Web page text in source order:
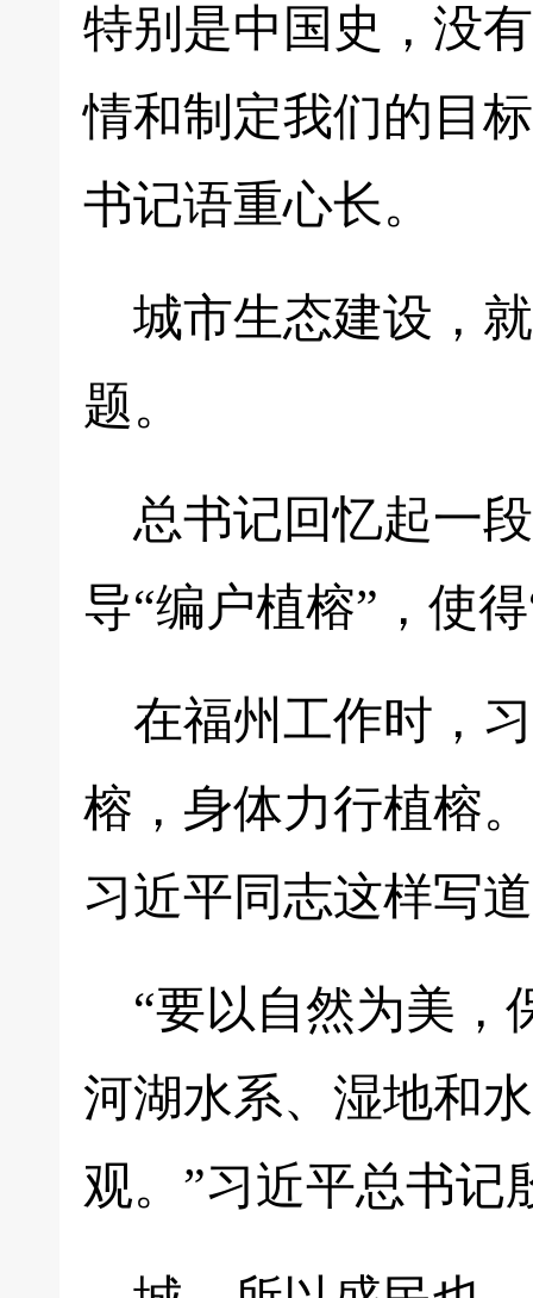
特别是中国史，没
情和制定我们的目
书记语重心长。
城市生态建设，
题。
总书记回忆起一
导“编户植榕”，使
在福州工作时，
榕，身体力行植榕
习近平同志这样写
“要以自然为美，
河湖水系、湿地和
观。”习近平总书记